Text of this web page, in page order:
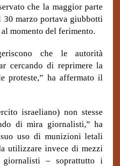
che la maggior parte
marzo portava giubbotti
momento del ferimento.
che le autorità
cercando di reprimere la
proteste,” ha affermato il
israeliano) non stesse
di mira giornalisti,” ha
uso di munizioni letali
utilizzare invece di mezzi
– soprattutto i